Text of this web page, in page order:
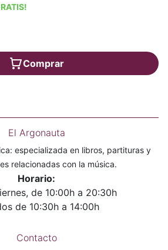
Comprar
El Argonauta
especializada en libros, partituras y
relacionadas con la música.
Horario:
de 10:00h a 20:30h
de 10:30h a 14:00h
Contacto